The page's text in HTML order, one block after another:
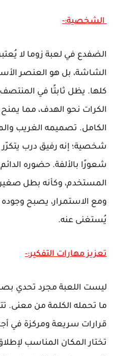
الشخصية:-
الضفدع في لعبة زوما لا
الشاشة، بل هو العنصر
كلها. يظل ثابتًا في
الكرات نحو الهدف، مما
الكامل. تصميمه الغريب
شخصية؛ إنه رفيق درب يتكرّر
شعورًا بالألفة. حضوره
المستخدم، وكأنه بطل
ومع الاستمرار، يصبح وجوده
يُستغنى عنه.
تعزيز مهارات التفكير:-
ليست اللعبة مجرد تحدي
ما تحمله الكلمة من معنى.
قرارات سريعة ومركزة في
تختار المكان المناسب